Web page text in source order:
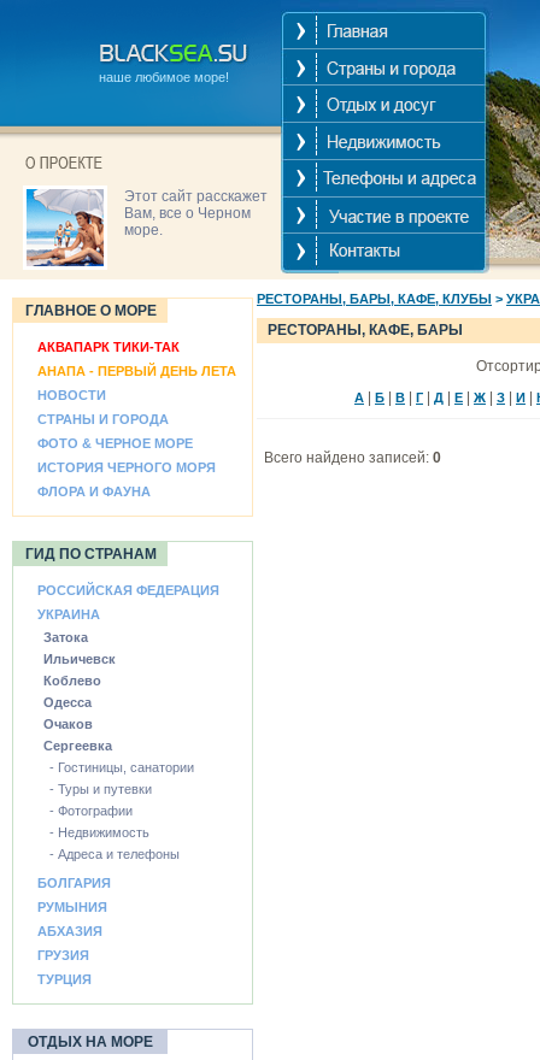
наше любимое море!
Этот сайт расскажет
Вам, все о Черном
море.
ГЛАВНОЕ О МОРЕ
АКВАПАРК ТИКИ-ТАК
АНАПА - ПЕРВЫЙ ДЕНЬ ЛЕТА
НОВОСТИ
СТРАНЫ И ГОРОДА
ФОТО & ЧЕРНОЕ МОРЕ
ИСТОРИЯ ЧЕРНОГО МОРЯ
ФЛОРА И ФАУНА
ГИД ПО СТРАНАМ
РОССИЙСКАЯ ФЕДЕРАЦИЯ
УКРАИНА
Затока
Ильичевск
Коблево
Одесса
Очаков
Сергеевка
- Гостиницы, санатории
- Туры и путевки
- Фотографии
- Недвижимость
- Адреса и телефоны
БОЛГАРИЯ
РУМЫНИЯ
АБХАЗИЯ
ГРУЗИЯ
ТУРЦИЯ
ОТДЫХ НА МОРЕ
РЕСТОРАНЫ, БАРЫ, КАФЕ, КЛУБЫ >
РЕСТОРАНЫ, КАФЕ, БАРЫ
А Б В Г Д Е Ж З И
Всего найдено записей: 0